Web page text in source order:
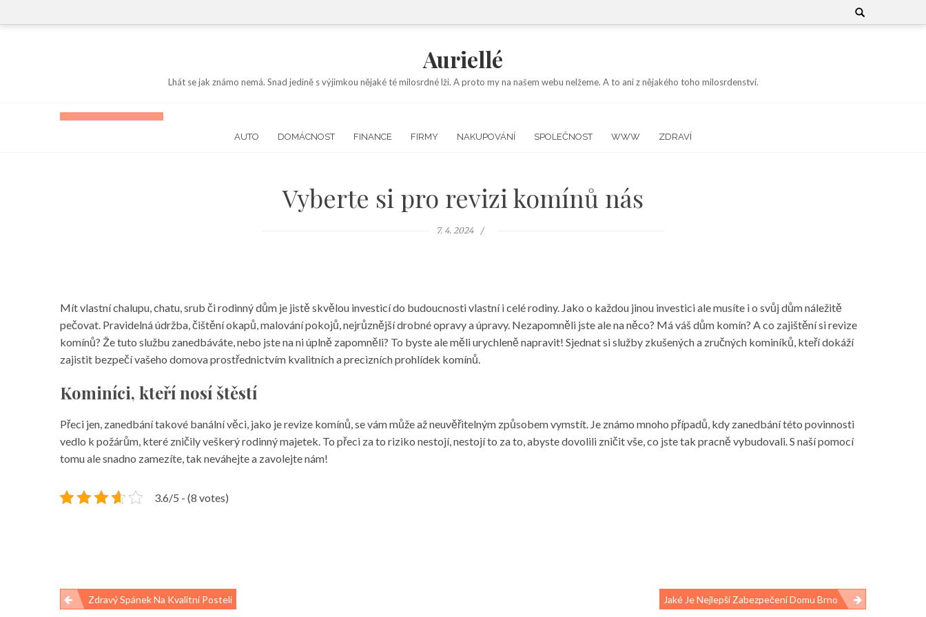
to
Search
for:
Auriellé
Lhát se jak známo nemá. Snad jedině s výjimkou nějaké té milosrdné lži. A proto my na našem webu nelžeme. A to ani z nějakého toho milosrdenství.
AUTO DOMÁCNOST FINANCE FIRMY NAKUPOVÁNÍ SPOLEČNOST WWW ZDRAVÍ
Vyberte si pro revizi komínů nás
7. 4. 2024
Mít vlastní chalupu, chatu, srub či rodinný dům je jistě skvělou investicí do budoucnosti vlastní i celé rodiny. Jako o každou jinou investici ale musíte i o svůj dům náležitě
pečovat. Pravidelná údržba, čištění okapů, malování pokojů, nejrůznější drobné opravy a úpravy. Nezapomněli jste ale na něco? Má váš dům komín? A co zajištění sirevize
komínů? Že tuto službu zanedbáváte, nebo jste na ni úplně zapomněli? To byste ale měli urychleně napravit! Sjednat si služby zkušených a zručných kominíků, kteří dokáží
zajistit bezpečí vašeho domova prostřednictvím kvalitních a precizních prohlídek komínů.
Kominíci, kteří nosí štěstí
Přeci jen, zanedbání takové banální věci, jako je revize komínů, se vám může až neuvěřitelným způsobem vymstít. Je známo mnoho případů, kdy zanedbání této povinnosti
vedlo k požárům, které zničily veškerý rodinný majetek. To přeci za to riziko nestojí, nestojí to za to, abyste dovolili zničit vše, co jste tak pracně vybudovali. S naší pomocí
tomu ale snadno zamezíte, tak neváhejte a zavolejte nám!
3.6/5 - (8 votes)
Navigace
Zdravý Spánek Na Kvalitní Posteli Jaké Je Nejlepší Zabezpečení Domu Brno